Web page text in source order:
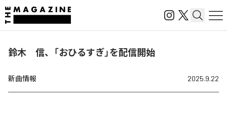
鈴木 信、「おひるすぎ」を配信開始
新曲情報 2025.9.22